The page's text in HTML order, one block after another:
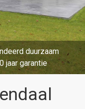
duurzaam
jaar garantie